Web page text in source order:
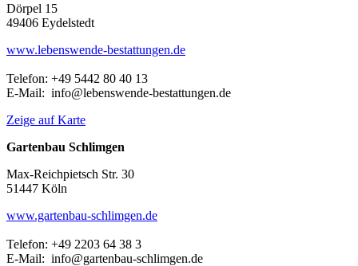
Dörpel 15
49406 Eydelstedt
www.lebenswende-bestattungen.de
Telefon: +49 5442 80 40 13
E-Mail: info@lebenswende-bestattungen.de
Zeige auf Karte
Gartenbau Schlimgen
Max-Reichpietsch Str. 30
51447 Köln
www.gartenbau-schlimgen.de
Telefon: +49 2203 64 38 3
E-Mail: info@gartenbau-schlimgen.de